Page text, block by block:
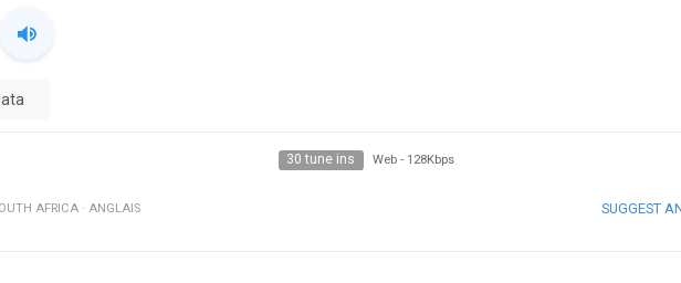
30 tune ins Web - 128Kbps
AFRICA · ANGLAIS SUGGEST